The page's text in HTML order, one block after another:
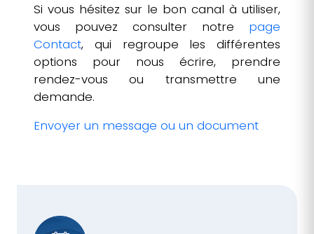
Si vous hésitez sur le bon canal à utiliser,
vous pouvez consulter notre page
Contact, qui regroupe les différentes
options pour nous écrire, prendre
rendez-vous ou transmettre une
demande.
Envoyer un message ou un document